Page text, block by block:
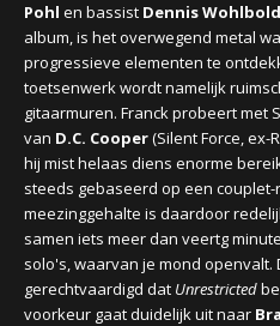
Pohl en bassist Dennis Wohlbold
album, is het overwegend metal
progressieve elementen te
toetsenwerk wordt namelijk
gitaarmuren. Franck probeert met
van D.C. Cooper(Silent Force,
hij mist helaas diens enorme
steeds gebaseerd op een
meezinggehalte is daardoor
samen iets meer dan veertg
solo's, waarvan je mond openvalt.
gerechtvaardigd dat Unrestricted
voorkeur gaat duidelijk uit naar